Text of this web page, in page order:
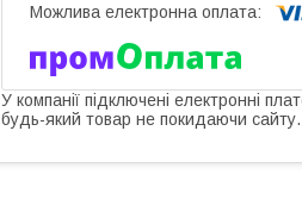
У компанії підключені електронні
будь-який товар не покидаючи сайту.